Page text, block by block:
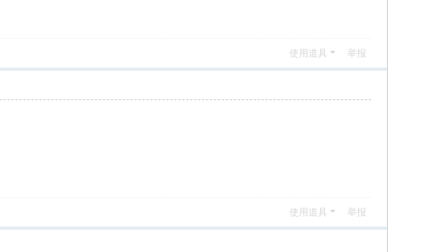
使用道具 举报
使用道具 举报